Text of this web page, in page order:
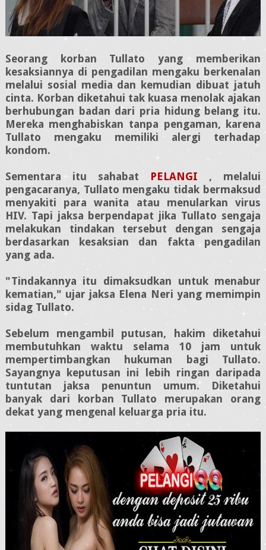
Seorang korban Tullato yang memberikan
kesaksiannya di pengadilan mengaku berkenalan
melalui sosial media dan kemudian dibuat jatuh
cinta. Korban diketahui tak kuasa menolak ajakan
berhubungan badan dari pria hidung belang itu.
Mereka menghabiskan tanpa pengaman, karena
Tullato mengaku memiliki alergi terhadap
kondom.
Sementara itu sahabat PELANGI , melalui
pengacaranya, Tullato mengaku tidak bermaksud
menyakiti para wanita atau menularkan virus
HIV. Tapi jaksa berpendapat jika Tullato sengaja
melakukan tindakan tersebut dengan sengaja
berdasarkan kesaksian dan fakta pengadilan
yang ada.
"Tindakannya itu dimaksudkan untuk menabur
kematian," ujar jaksa Elena Neri yang memimpin
sidag Tullato.
Sebelum mengambil putusan, hakim diketahui
membutuhkan waktu selama 10 jam untuk
mempertimbangkan hukuman bagi Tullato.
Sayangnya keputusan ini lebih ringan daripada
tuntutan jaksa penuntun umum. Diketahui
banyak dari korban Tullato merupakan orang
dekat yang mengenal keluarga pria itu.